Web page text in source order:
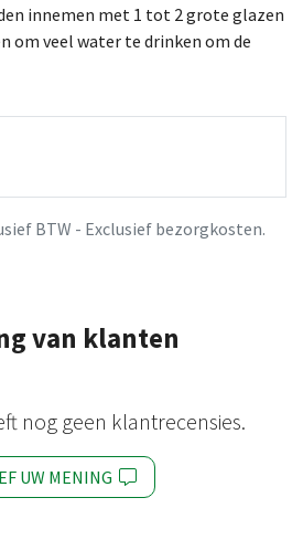
innemen met 1 tot 2 grote glazen
om veel water te drinken om de
BTW - Exclusief bezorgkosten.
van klanten
nog geen klantrecensies.
UW MENING